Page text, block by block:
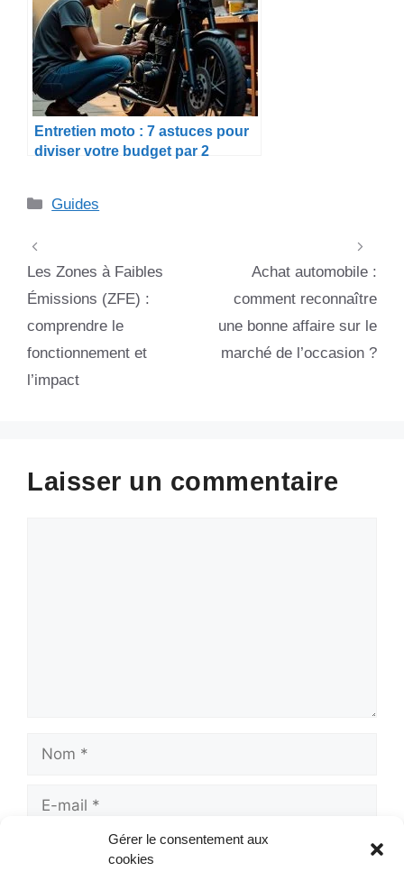
Gérer le consentement aux
cookies
Entretien moto : 7 astuces pour
diviser votre budget par 2
Catégories
Guides
Les Zones à Faibles
Émissions (ZFE) :
comprendre le
fonctionnement et
l’impact
Achat automobile :
comment reconnaître
une bonne affaire sur le
marché de l’occasion ?
Laisser un commentaire